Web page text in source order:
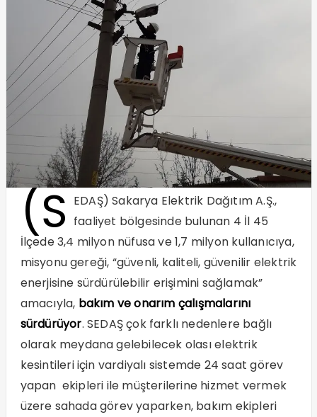
(S EDAŞ) Sakarya Elektrik Dağıtım A.Ş.,
faaliyet bölgesinde bulunan 4 İl 45
İlçede 3,4 milyon nüfusa ve 1,7 milyon kullanıcıya,
misyonu gereği, “güvenli, kaliteli, güvenilir elektrik
enerjisine sürdürülebilir erişimini sağlamak”
amacıyla, bakım ve onarım çalışmalarını
sürdürüyor. SEDAŞ çok farklı nedenlere bağlı
olarak meydana gelebilecek olası elektrik
kesintileri için vardiyalı sistemde 24 saat görev
yapan ekipleri ile müşterilerine hizmet vermek
üzere sahada görev yaparken, bakım ekipleri